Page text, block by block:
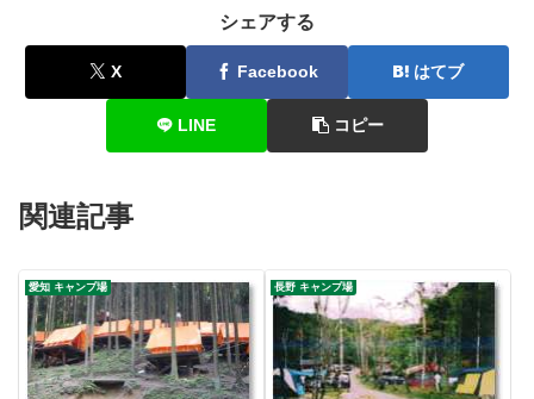
シェアする
X Facebook はてブ
LINE コピー
関連記事
愛知 キャンプ場 長野 キャンプ場